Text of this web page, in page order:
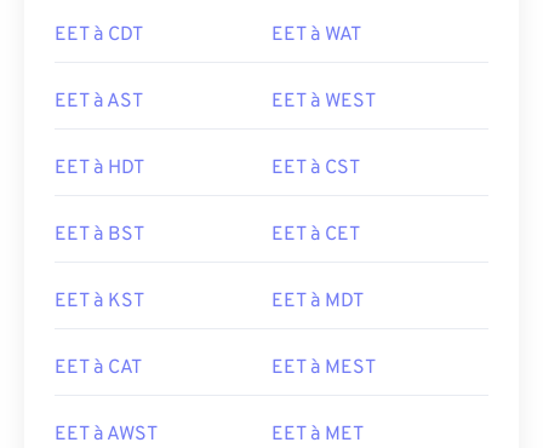
EET à CDT EET à WAT
EET à AST EET à WEST
EET à HDT EET à CST
EET à BST EET à CET
EET à KST EET à MDT
EET à CAT EET à MEST
EET à AWST EET à MET